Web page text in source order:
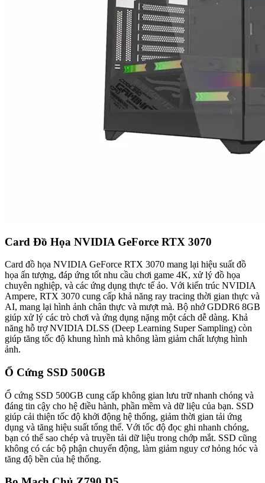
Card Đồ Họa NVIDIA GeForce RTX 3070
Card đồ họa NVIDIA GeForce RTX 3070 mang lại hiệu suất đồ
họa ấn tượng, đáp ứng tốt nhu cầu chơi game 4K, xử lý đồ họa
chuyên nghiệp, và các ứng dụng thực tế ảo. Với kiến trúc NVIDIA
Ampere, RTX 3070 cung cấp khả năng ray tracing thời gian thực và
AI, mang lại hình ảnh chân thực và mượt mà. Bộ nhớ GDDR6 8GB
giúp xử lý các trò chơi và ứng dụng nặng một cách dễ dàng. Khả
năng hỗ trợ NVIDIA DLSS (Deep Learning Super Sampling) còn
giúp tăng tốc độ khung hình mà không làm giảm chất lượng hình
ảnh.
Ổ Cứng SSD 500GB
Ổ cứng SSD 500GB cung cấp không gian lưu trữ nhanh chóng và
đáng tin cậy cho hệ điều hành, phần mềm và dữ liệu của bạn. SSD
giúp cải thiện tốc độ khởi động hệ thống, giảm thời gian tải ứng
dụng và tăng hiệu suất tổng thể. Với tốc độ đọc ghi nhanh chóng,
bạn có thể sao chép và truyền tải dữ liệu trong chớp mắt. SSD cũng
không có các bộ phận chuyển động, làm giảm nguy cơ hỏng hóc và
tăng độ bền của hệ thống.